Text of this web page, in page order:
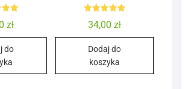
zł
do
5.00
34,00 zł
Dodaj do
koszyka